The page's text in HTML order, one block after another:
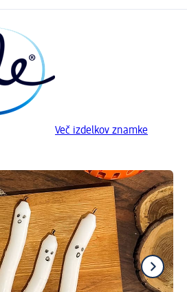
Več izdelkov znamke